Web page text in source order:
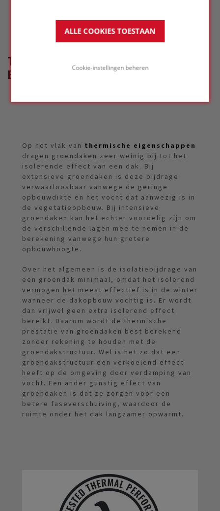
ALLE COOKIES TOESTAAN
Cookie-instellingen beheren
THERMISCHE
EIGENSCHAPPEN
Op het vlak van thermische eigenschappen
dragen groendaken zeer weinig bij tot het
isolerende effect van een dak. Bij
extensieve groendaken is deze bijdrage
verwaarloosbaar vanwege de geringe
opbouwdikte en het vocht dat aanwezig is in
de vegetatieopbouw. Bij intensieve
groendaken kan het echter voordelig zijn om
de verschillende lagen mee te nemen in de
berekening vanwege hun grotere
opbouwhoogte.
Over het algemeen is de isolatiebijdrage van
een groendak minimaal, omdat het isolerend
vermogen het meest effectief is in de winter
wanneer de dakopbouw vochtig is. Er wordt
dan vrijwel geen extra isolerend effect
bereikt. Daarom wordt de thermische
prestatie van groendaken best berekend
zonder rekening te houden met de
groendakstructuur. Wel is het zo dat een
groendakstructuur een verkoelend effect
heeft op de omgeving door verdamping van
vocht. Een ander gunstig effect van
groendaken is dat ze zorgen voor een
betere faseverschuiving, waardoor de
ruimte onder het dak langzamer opwarmt.